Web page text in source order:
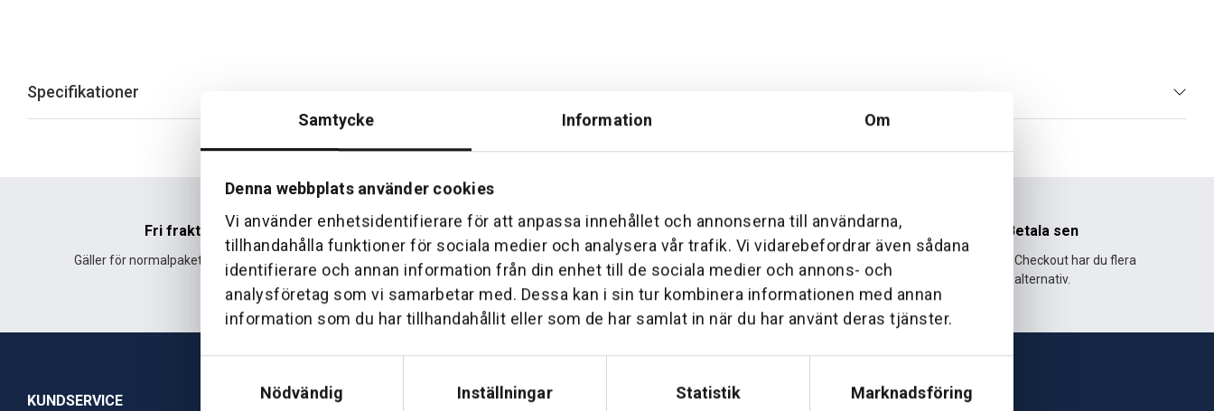
Samtycke Information Om
Denna webbplats använder cookies
Vi använder enhetsidentifierare för att anpassa innehållet och annonserna till användarna,
tillhandahålla funktioner för sociala medier och analysera vår trafik. Vi vidarebefordrar även sådana
identifierare och annan information från din enhet till de sociala medier och annons- och
analysföretag som vi samarbetar med. Dessa kan i sin tur kombinera informationen med annan
information som du har tillhandahållit eller som de har samlat in när du har använt deras tjänster.
Nödvändig
Inställningar Statistik Marknadsföring
Specifikationer
Fri frakt
Gäller för normalpaket över 500 kr.
Hemleverans
Leverans fram till din dörr. Oavsett storlek.
Över 30 års erfarenhet
Företaget startade 1 januari 1995 och har
sedan dess haft en god tillväxt.
Betala sen
Med Klarna Checkout har du flera
alternativ.
KUNDSERVICE
Skövde